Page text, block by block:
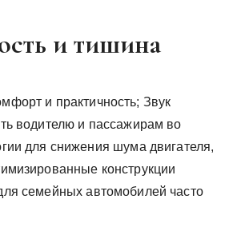
и тишина
и практичность; Звук
водителю и пассажирам во
для снижения шума двигателя,
конструкции
семейных автомобилей часто